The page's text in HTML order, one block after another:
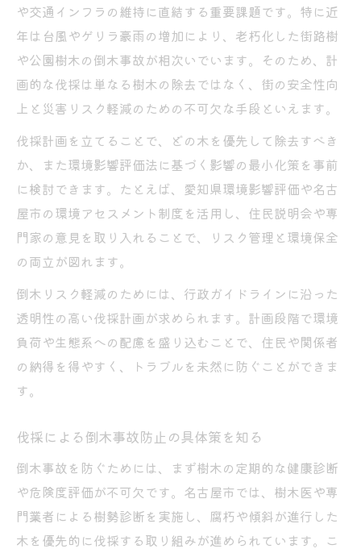
や交通インフラの維持に直結する重要課題です。特に近
年は台風やゲリラ豪雨の増加により、老朽化した街路樹
や公園樹木の倒木事故が相次いでいます。そのため、計
画的な伐採は単なる樹木の除去ではなく、街の安全性向
上と災害リスク軽減のための不可欠な手段といえます。
伐採計画を立てることで、どの木を優先して除去すべき
か、また環境影響評価法に基づく影響の最小化策を事前
に検討できます。たとえば、愛知県環境影響評価や名古
屋市の環境アセスメント制度を活用し、住民説明会や専
門家の意見を取り入れることで、リスク管理と環境保全
の両立が図れます。
倒木リスク軽減のためには、行政ガイドラインに沿った
透明性の高い伐採計画が求められます。計画段階で環境
負荷や生態系への配慮を盛り込むことで、住民や関係者
の納得を得やすく、トラブルを未然に防ぐことができま
す。
伐採による倒木事故防止の具体策を知る
倒木事故を防ぐためには、まず樹木の定期的な健康診断
や危険度評価が不可欠です。名古屋市では、樹木医や専
門業者による樹勢診断を実施し、腐朽や傾斜が進行した
木を優先的に伐採する取り組みが進められています。こ